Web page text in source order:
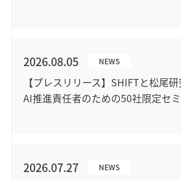
2026.08.05 NEWS
【プレスリリース】SHIFTと松尾
AI推進責任者のための50社限定セ
2026.07.27 NEWS